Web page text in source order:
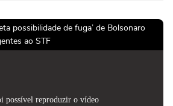
possibilidade de fuga’ de Bolsonaro
ao STF